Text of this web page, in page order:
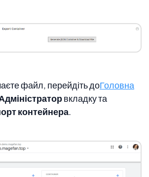
файл, перейдіть доГоловна
вкладку та
контейнера